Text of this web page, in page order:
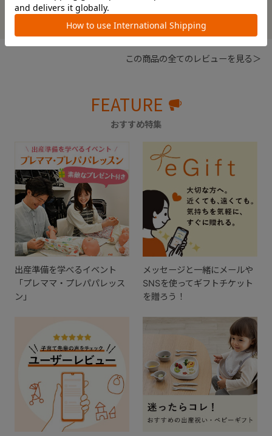
レビューを書いてクーポン＆プレゼントをもらおう！
この商品の全てのレビューを見る＞
FEATURE
おすすめ特集
出産準備を学べるイベント
「プレママ・プレパパレッス
ン」
メッセージと一緒にメールや
SNSを使ってギフトチケット
を贈ろう！